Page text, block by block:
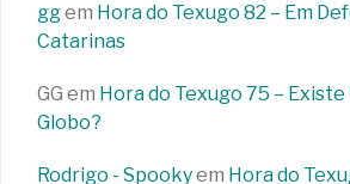
ggem Hora do Texugo 82 – Em
Catarinas
GG em Hora do Texugo 75 –
Globo?
Rodrigo - Spookyem Hora do